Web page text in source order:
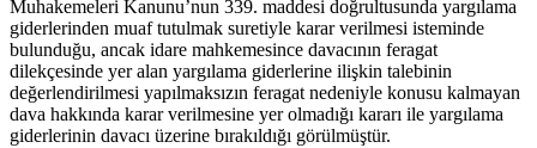
Muhakemeleri Kanunu’nun 339. maddesi doğrultusunda yargılama
giderlerinden muaf tutulmak suretiyle karar verilmesi isteminde
bulunduğu, ancak idare mahkemesince davacının feragat
dilekçesinde yer alan yargılama giderlerine ilişkin talebinin
değerlendirilmesi yapılmaksızın feragat nedeniyle konusu kalmayan
dava hakkında karar verilmesine yer olmadığı kararı ile yargılama
giderlerinin davacı üzerine bırakıldığı görülmüştür.